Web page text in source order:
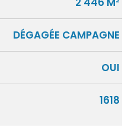
DÉGAGÉE CAMPAGNE
OUI
1618